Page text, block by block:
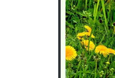
Прямые